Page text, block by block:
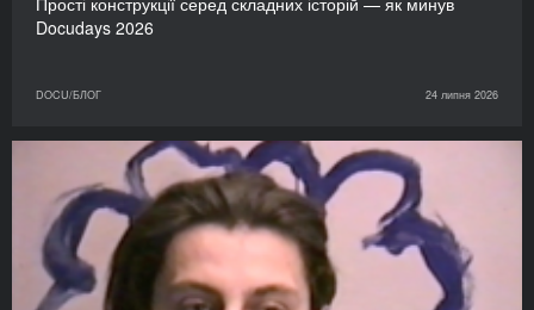
Docudays 2026
DOCU/БЛОГ 24 липня 2026